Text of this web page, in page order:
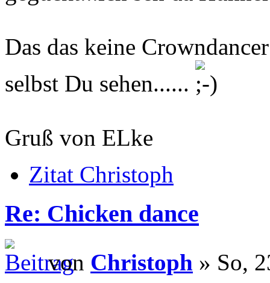
Das das keine
selbst Du sehen......
Gruß von ELke
Zitat Christoph
Re: Chicken dance
von Christoph » So,